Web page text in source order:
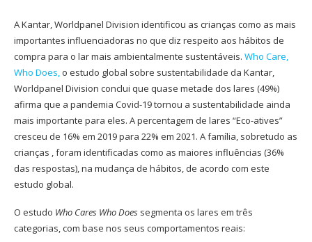
A Kantar, Worldpanel Division identificou as crianças como as mais
importantes influenciadoras no que diz respeito aos hábitos de
compra para o lar mais ambientalmente sustentáveis. Who Care,
Who Does, o estudo global sobre sustentabilidade da Kantar,
Worldpanel Division conclui que quase metade dos lares (49%)
afirma que a pandemia Covid-19 tornou a sustentabilidade ainda
mais importante para eles. A percentagem de lares “Eco-atives”
cresceu de 16% em 2019 para 22% em 2021. A família, sobretudo as
crianças , foram identificadas como as maiores influências (36%
das respostas), na mudança de hábitos, de acordo com este
estudo global.
O estudo Who Cares Who Does segmenta os lares em três
categorias, com base nos seus comportamentos reais: